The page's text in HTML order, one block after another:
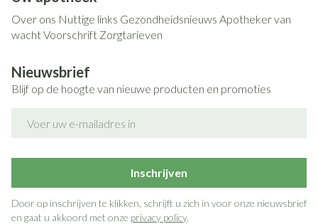
Over ons Nuttige links Gezondheidsnieuws Apotheker van
wachtVoorschrift Zorgtarieven
Nieuwsbrief
Blijf op de hoogte van nieuwe producten en promoties
Inschrijven
Door op inschrijven te klikken, schrijft u zich in voor onze nieuwsbrief
en gaat u akkoord met onze privacy policy.